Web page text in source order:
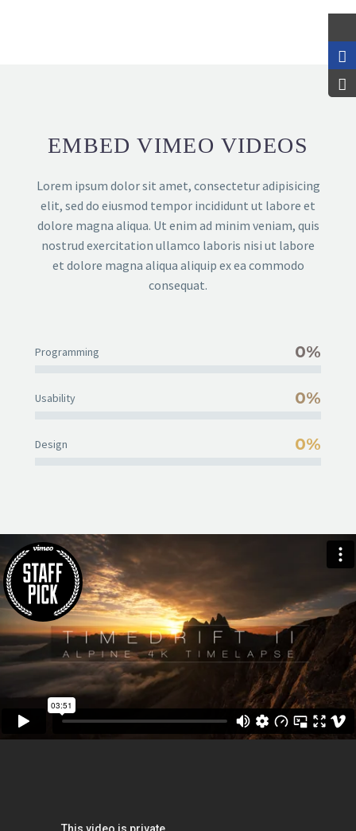
EMBED VIMEO VIDEOS
Lorem ipsum dolor sit amet, consectetur adipisicing
elit, sed do eiusmod tempor incididunt ut labore et
dolore magna aliqua. Ut enim ad minim veniam, quis
nostrud exercitation ullamco laboris nisi ut labore
et dolore magna aliqua aliquip ex ea commodo
consequat.
Programming 0%
Usability 0%
Design 0%